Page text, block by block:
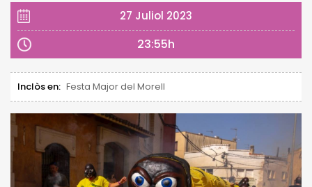
27 Juliol 2023
23:55h
Inclòs en: Festa Major del Morell